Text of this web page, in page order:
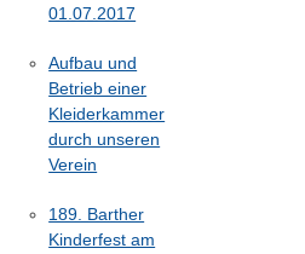
01.07.2017
Aufbau und
Betrieb einer
Kleiderkammer
durch unseren
Verein
189. Barther
Kinderfest am